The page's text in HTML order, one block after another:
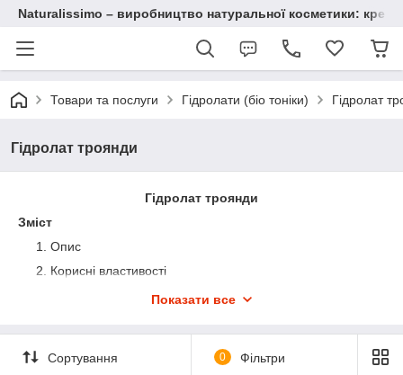
Naturalissimo – виробництво натуральної косметики:
Товари та послуги Гідролати (біо тоніки) Гідролат
Гідролат троянди
Гідролат троянди
Зміст
Опис
Корисні властивості
Застосування в медицині
Рекомендації по застосуванню
Показати все
Сортування 0 Фільтри